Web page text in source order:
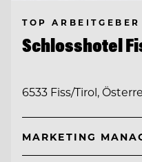
TOP ARBEITGEBER
Schlosshotel
6533 Fiss/Tirol,
MARKETING